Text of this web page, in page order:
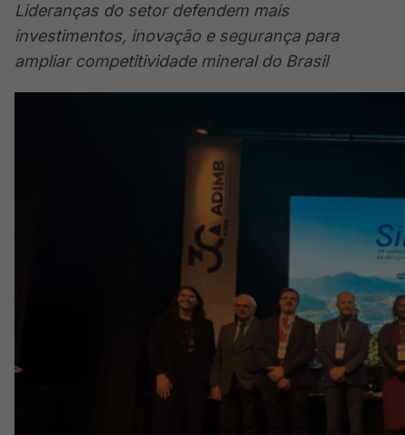
Lideranças do setor defendem mais
investimentos, inovação e segurança para
ampliar competitividade mineral do Brasil